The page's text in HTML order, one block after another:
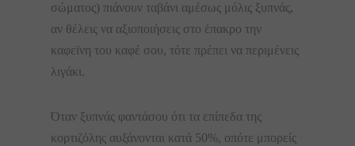
σώματος) πιάνουν ταβάνι αμέσως μόλις ξυπνάς,
αν θέλεις να αξιοποιήσεις στο έπακρο την
καφεϊνη του καφέ σου, τότε πρέπει να περιμένεις
λιγάκι.
Όταν ξυπνάς φαντάσου ότι τα επίπεδα της
κορτιζόλης αυξάνονται κατά 50%, οπότε μπορείς